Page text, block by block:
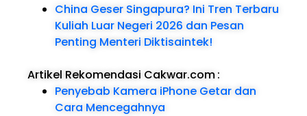
China Geser Singapura? Ini Tren Terbaru
Kuliah Luar Negeri 2026 dan Pesan
Penting Menteri Diktisaintek!
Artikel Rekomendasi Cakwar.com:
Penyebab Kamera iPhone Getar dan
Cara Mencegahnya